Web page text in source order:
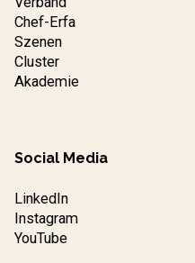
Chef-Erfa
Szenen
Cluster
Akademie
Social Media
LinkedIn
Instagram
YouTube